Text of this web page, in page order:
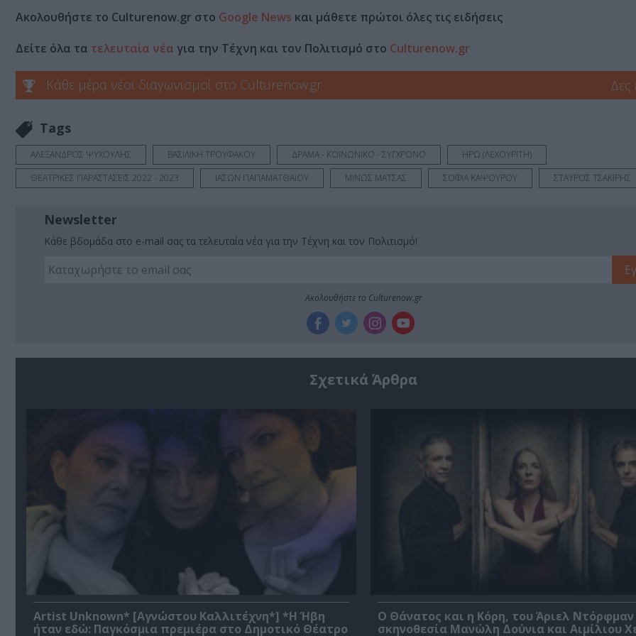
Ακολουθήστε το Culturenow.gr στο Google News και μάθετε πρώτοι όλες τις ειδήσεις
Δείτε όλα τα τελευταία νέα για την Τέχνη και τον Πολιτισμό στο Culturenow.gr
Κάθε μέρα νέοι διαγωνισμοί στο Culturenow.gr Δες
Tags
ΑΛΕΞΑΝΔΡΟΣ ΨΥΧΟΥΛΗΣ ΒΑΣΙΛΙΚΗ ΤΡΟΥΦΑΚΟΥ ΔΡΑΜΑ - ΚΟΙΝΩΝΙΚΟ - ΣΥΓΧΡΟΝΟ
ΗΡΩ (ΛΕΧΟΥΡΙΤΗ)
ΘΕΑΤΡΙΚΕΣ ΠΑΡΑΣΤΑΣΕΙΣ 2022 - 2023
ΙΑΣΩΝ ΠΑΠΑΜΑΤΘΑΙΟΥ ΜΙΝΩΣ ΜΑΤΣΑΣ ΣΟΦΙΑ ΚΑΨΟΥΡΟΥ ΣΤΑΥΡΟΣ ΤΣΑΚΙΡΗΣ
Newsletter
Κάθε βδομάδα στο e-mail σας τα τελευταία νέα για την Τέχνη και τον Πολιτισμό!
Ακολουθήστε το Culturenow.gr
Σχετικά Άρθρα
Artist Unknown* [Αγνώστου Καλλιτέχνη*] *Η Ήβη
ήταν εδώ: Παγκόσμια πρεμιέρα στο Δημοτικό Θέατρο
Ο Θάνατος και η Κόρη, του Άριελ
σκηνοθεσία Μανώλη Δούνια και Αιμίλιου